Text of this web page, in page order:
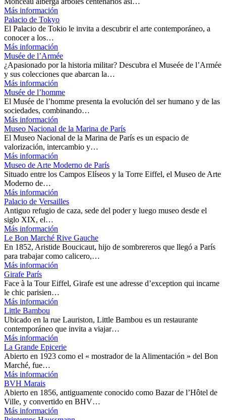
Más información
Palacio de Tokyo
El Palacio de Tokio le invita a descubrir el arte contemporáneo, a
conocer a los…
Más información
Musée de l’Armée
¿Apasionado por la historia militar? Descubra el Museée de l’Armée
y sus colecciones que abarcan la…
Más información
Musée de l’homme
El Musée de l’homme presenta la evolución del ser humano y de las
sociedades, combinando…
Más información
Museo Nacional de la Marina de París
El Museo Nacional de la Marina de París es un espacio de
valorización, intercambio y…
Más información
Museo de Arte Moderno de París
Situado entre los Campos Elíseos y la Torre Eiffel, el Museo de Arte
Moderno de…
Más información
Palacio de Versailles
Antiguo refugio de caza, sede del poder y luego museo desde el
siglo XIX, el…
Más información
Le Bon Marché Rive Gauche
En 1852, Aristide Boucicaut, hijo de sombrereros que llegó a París
para trabajar como calicero,…
Más información
Girafe París
Face à la Tour Eiffel, Girafe est une adresse d’exception qui incarne
le chic parisien…
Más información
Little Bambou
Ubicado en la rue Lauriston, Little Bambou es un restaurante
contemporáneo que invita a viajar…
Más información
La Grande Epicerie
Abierto en 1923 como el « mostrador de la Alimentación » del Bon
Marché, fue…
Más información
BVH Marais
Abierto en 1856, antiguamente conocido como Bazar de l’Hôtel de
Ville, y convertido en BHV…
Más información